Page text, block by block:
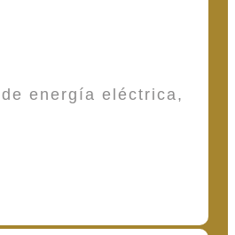
energía eléctrica,